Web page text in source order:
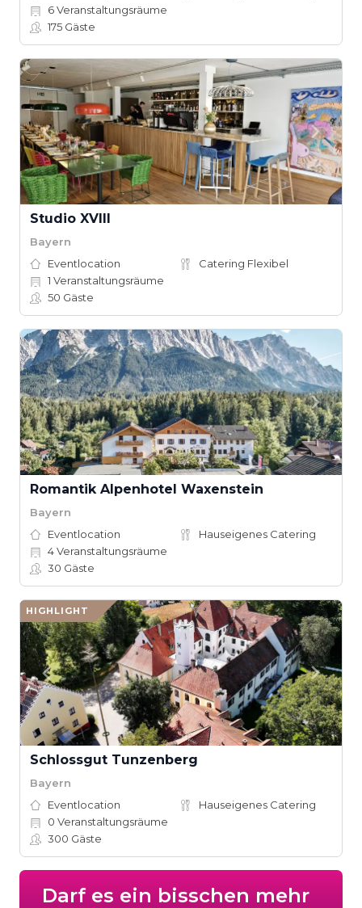
6Veranstaltungsräume
175 Gäste
Studio XVIII
Bayern
Eventlocation
Catering Flexibel
1 Veranstaltungsräume
50 Gäste
Romantik Alpenhotel Waxenstein
Bayern
Eventlocation
Hauseigenes Catering
4Veranstaltungsräume
30 Gäste
HIGHLIGHT
Schlossgut Tunzenberg
Bayern
Eventlocation
Hauseigenes Catering
0 Veranstaltungsräume
300 Gäste
Darf es ein bisschen mehr